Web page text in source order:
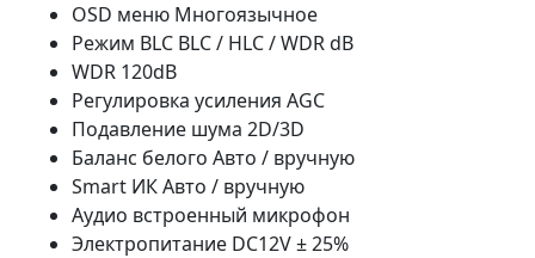
OSD меню Многоязычное
Режим BLC BLC / HLC / WDR dB
WDR 120dB
Регулировка усиления AGC
Подавление шума 2D/3D
Баланс белого Авто / вручную
Smart ИК Авто / вручную
Аудио встроенный микрофон
Электропитание DC12V ± 25%